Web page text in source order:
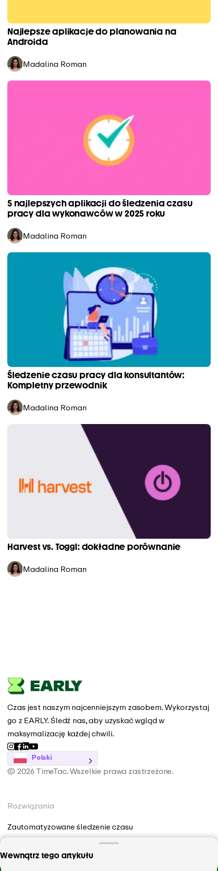
Wewnątrz tego artykułu
Ile czasu poświęcasz na poszczególne zadania?
Najlepsze aplikacje do planowania na
Androida
Madalina Roman
5 najlepszych aplikacji do śledzenia czasu
pracy dla wykonawców w 2025 roku
Madalina Roman
Śledzenie czasu pracy dla konsultantów:
Kompletny przewodnik
Madalina Roman
Harvest vs. Toggl: dokładne porównanie
Madalina Roman
Czas jest naszym najcenniejszym zasobem. Wykorzystaj
go z EARLY. Śledź nas, aby uzyskać wgląd w
maksymalizację każdej chwili.
Polski
© 2026 TimeTac. Wszelkie prawa zastrzeżone.
Rozwiązania
Zautomatyzowane śledzenie czasu
Monitor produktywności